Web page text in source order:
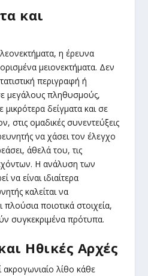
και
η έρευνα
μειονεκτήματα. Δεν
περιγραφή ή
μεγάλους πληθυσμούς,
μικρότερα δείγματα και σε
στις ομαδικές συνεντεύξεις
να χάσει τον έλεγχο
άθελά του, τις
Η ανάλυση των
να είναι ιδιαίτερα
καλείται να
πλούσια ποιοτικά στοιχεία,
συγκεκριμένα πρότυπα.
Ηθικές Αρχές
λίθο κάθε